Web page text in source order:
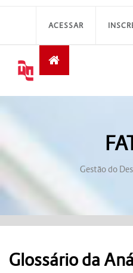
ACESSAR
Gestão do
Glossário da